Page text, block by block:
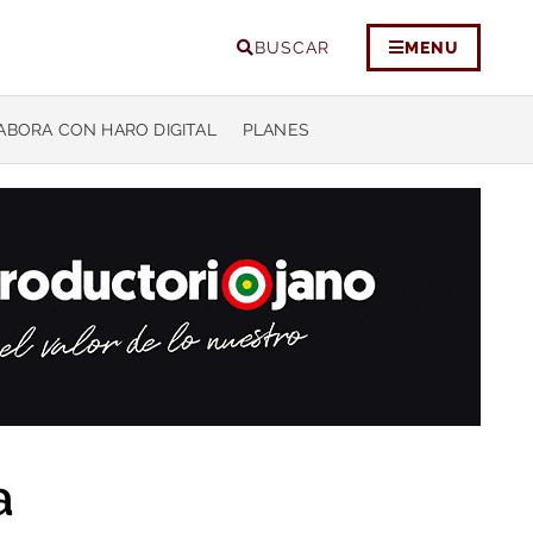
BUSCAR MENU
CON HARO DIGITAL PLANES